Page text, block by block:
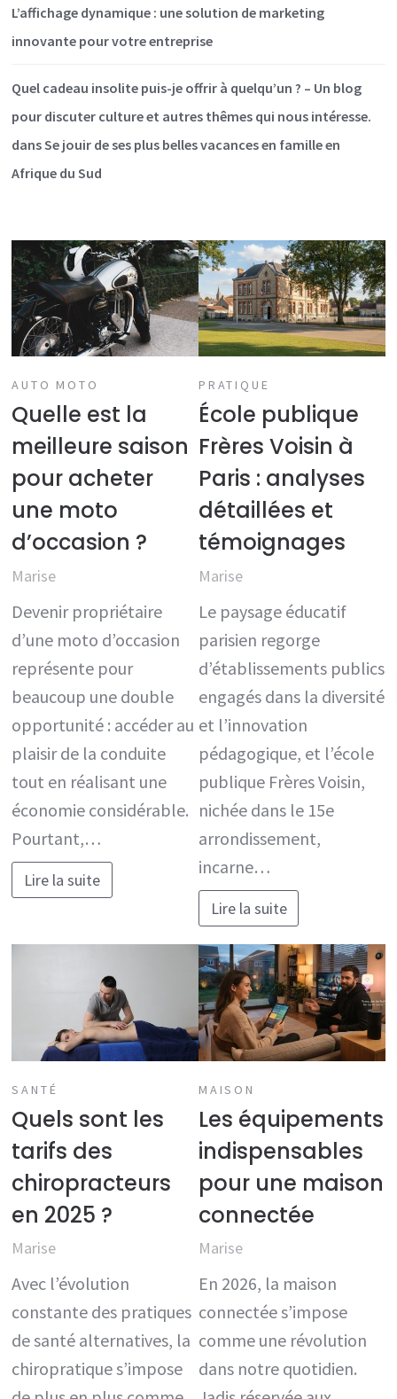
L’affichage dynamique : une solution de marketing
innovante pour votre entreprise
Quel cadeau insolite puis-je offrir à quelqu’un ? – Un blog
pour discuter culture et autres thêmes qui nous intéresse.
dansSe jouir de ses plus belles vacances en famille en
Afrique du Sud
AUTO MOTO
Quelle est la
meilleure saison
pour acheter
une moto
d’occasion ?
Marise
Devenir propriétaire
d’une moto d’occasion
représente pour
beaucoup une double
opportunité : accéder au
plaisir de la conduite
tout en réalisant une
économie considérable.
Pourtant,…
Lire la suite
PRATIQUE
École publique
Frères Voisin à
Paris : analyses
détaillées et
témoignages
Marise
Le paysage éducatif
parisien regorge
d’établissements publics
engagés dans la diversité
et l’innovation
pédagogique, et l’école
publique Frères Voisin,
nichée dans le 15e
arrondissement,
incarne…
Lire la suite
SANTÉ
Quels sont les
tarifs des
chiropracteurs
en 2025 ?
Marise
Avec l’évolution
constante des pratiques
de santé alternatives, la
chiropratique s’impose
MAISON
Les équipements
indispensables
pour une maison
connectée
Marise
En 2026, la maison
connectée s’impose
comme une révolution
dans notre quotidien.